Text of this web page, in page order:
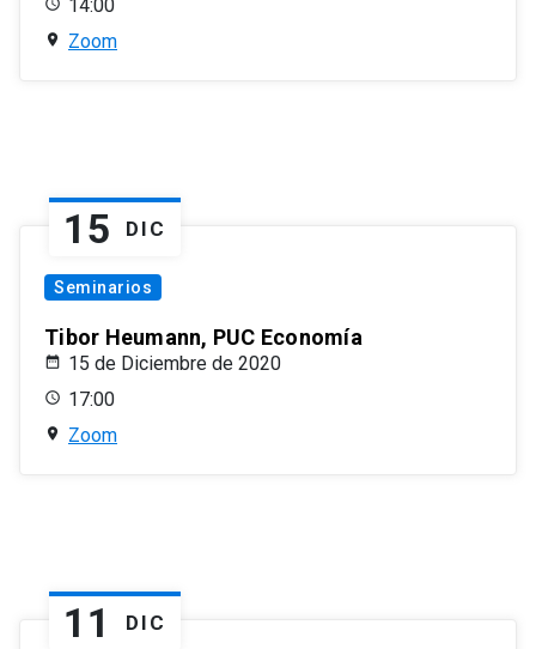
14:00
Zoom
15 DIC
Seminarios
Tibor Heumann, PUC Economía
15 de Diciembre de 2020
17:00
Zoom
11 DIC